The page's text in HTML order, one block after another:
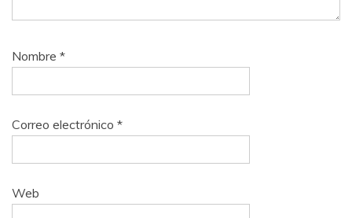
Nombre *
Correo electrónico *
Web